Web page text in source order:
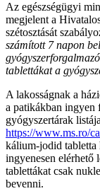
Az egészségügyi
megjelent a
szétosztását
számított 7 napon
tablettákat a
A lakosságnak a
a patikákban ingyen
gyógyszertárak
https://www.ms.ro/
kálium-jodid tabletta
ingyenesen elérhető
tablettákat csak
bevenni.